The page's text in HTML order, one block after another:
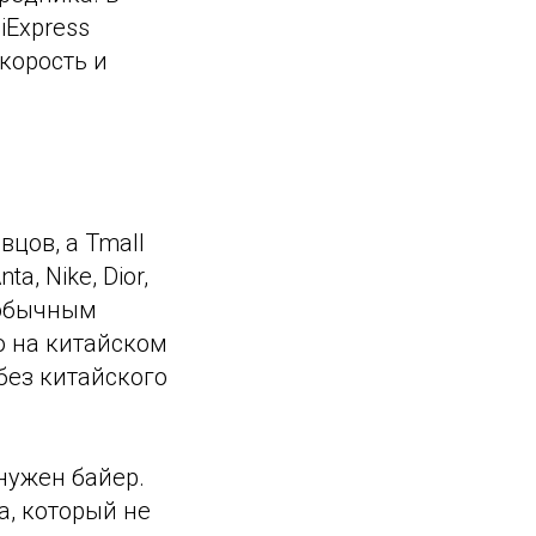
и
а Tmall
Nike, Dior,
китайском
китайского
байер.
который не